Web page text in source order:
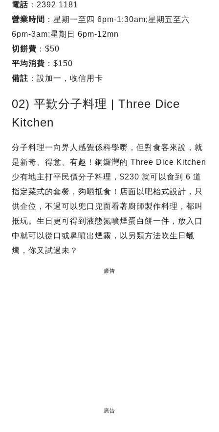
電話 ：2392 1181
營業時間 ：星期一至四 6pm-1:30am;星期五至六
6pm-3am;星期日 6pm-12mn
切餅費 ：$50
平均消費 ：$150
備註 ：設加一，收信用卡
02) 平歎分子料理 | Three Dice
Kitchen
分子料理一向畀人感覺係科學嘢，但對食客來說，就
是新奇、得意、有趣！銅鑼灣的 Three Dice Kitchen
少有地主打平民價分子料理，$230 就可以食到 6 道
指定菜式的套餐，夠晒抵食！店面以吧枱式設計，只
供企位，不過可以兜口兜面看著廚師製作料理，都叫
抵玩。生日更可得到液態氮噴煙蛋白餅一件，放入口
中就可以從口或鼻噴出煙霧，以另類方法吹生日蠟
燭，你又試過未？
廣告
廣告